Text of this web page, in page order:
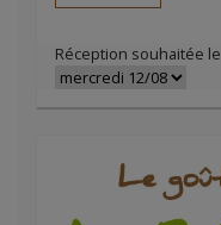
Réception souhaitée le